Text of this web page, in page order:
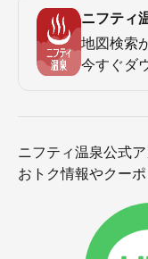
ニフティ
地図検索
今すぐダ
ニフティ温泉公式
おトク情報やクー